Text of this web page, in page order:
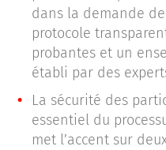
dans la demande
protocole
probantes et un
établi par des
La sécurité des
essentiel du
met l’accent sur